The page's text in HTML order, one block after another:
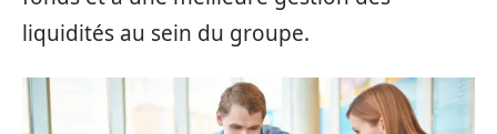
liquidités au sein du groupe.